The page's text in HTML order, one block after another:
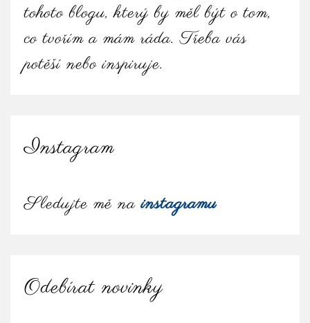
tohoto blogu, který by měl být o tom,
co tvořím a mám ráda. Třeba vás
potěší nebo inspiruje.
Instagram
Sledujte mě nainstagramu
Odebírat novinky